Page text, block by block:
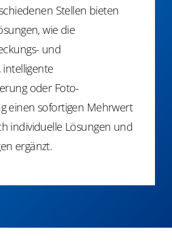
Stellen bieten
wie die
und
oder Foto-
einen sofortigen Mehrwert
individuelle Lösungen und
ergänzt.